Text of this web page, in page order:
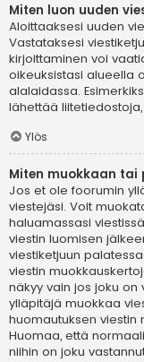
Miten luon uuden
Aloittaaksesi uuden
Vastataksesi
kirjoittaminen voi
oikeuksistasi alueella
alalaidassa.
lähettää liitetiedostoja,
Ylös
Miten muokkaan tai
Jos et ole foorumin
viestejäsi. Voit
haluamassasi
viestin luomisen
viestiketjuun
viestin
näkyy vain jos joku on
ylläpitäjä muokkaa
huomautuksen viestin
Huomaa, että
niihin on joku